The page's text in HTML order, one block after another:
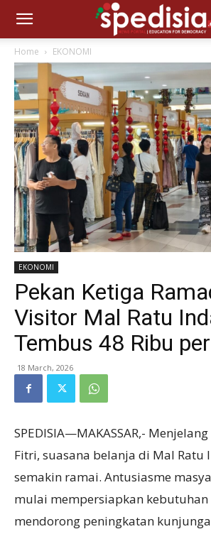
Home EKONOMI
EKONOMI
Pekan Ketiga
Visitor Mal Ratu
Tembus 48 Ribu
18 March, 2026
SPEDISIA—MAKASSAR,-
Fitri, suasana belanja di Mal Ratu
semakin ramai. Antusiasme
mulai mempersiapkan kebutuhan
mendorong peningkatan